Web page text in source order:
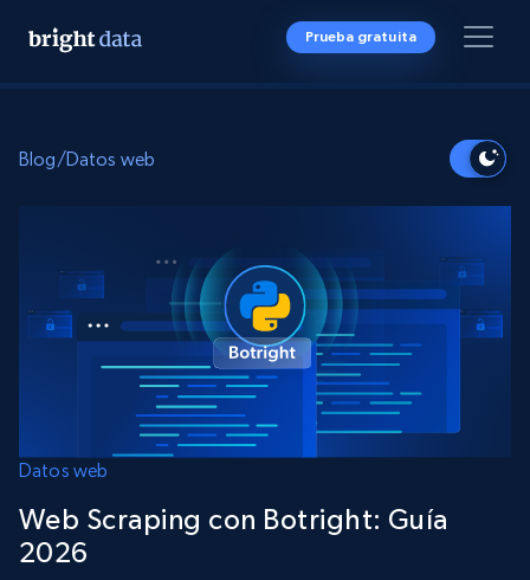
Prueba gratuita
Blog/Datos web
Datos web
Web Scraping con Botright: Guía
2026